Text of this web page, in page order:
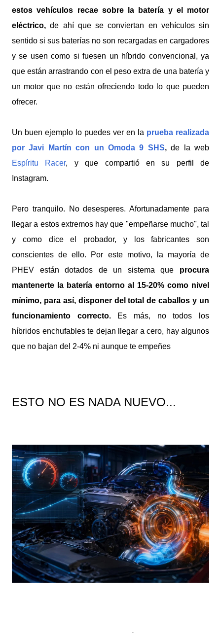
estos vehículos recae sobre la batería y el motor
eléctrico, de ahí que se conviertan en vehículos sin
sentido si sus baterías no son recargadas en cargadores
y se usen como si fuesen un híbrido convencional, ya
que están arrastrando con el peso extra de una batería y
un motor que no están ofreciendo todo lo que pueden
ofrecer.
Un buen ejemplo lo puedes ver en la prueba realizada
por Javi Martín con un Omoda 9 SHS,de la web
Espíritu Racer, y que compartió en su perfil de
Instagram.
Pero tranquilo. No desesperes. Afortunadamente para
llegar a estos extremos hay que "empeñarse mucho", tal
y como dice el probador, y los fabricantes son
conscientes de ello. Por este motivo, la mayoría de
PHEV están dotados de un sistema que procura
mantenerte la batería entorno al 15-20% como nivel
mínimo, para así, disponer del total de caballos y un
funcionamiento correcto.Es más, no todos los
híbridos enchufables te dejan llegar a cero, hay algunos
que no bajan del 2-4% ni aunque te empeñes
ESTO NO ES NADA NUEVO...